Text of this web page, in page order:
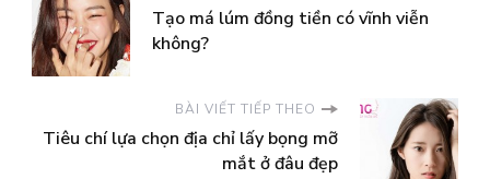
Tạo má lúm đồng tiền có vĩnh viễn
không?
BÀI VIẾT TIẾP THEO
Tiêu chí lựa chọn địa chỉ lấy bọng mỡ
mắt ở đâu đẹp